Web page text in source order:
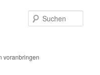
voranbringen